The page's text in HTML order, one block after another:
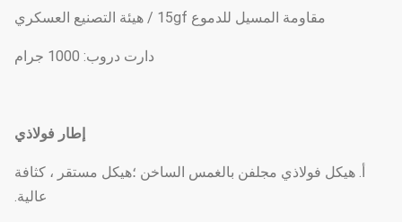
مقاومة المسيل للدموع 15gf / هيئة التصنيع العسكري
دارت دروب: 1000 جرام
إطار فولاذي
أ. هيكل فولاذي مجلفن بالغمس الساخن ؛هيكل مستقر ، كثافة
عالية.